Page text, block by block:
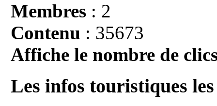
Membres : 2
Contenu : 35673
Affiche le nombre de
Les infos touristiques